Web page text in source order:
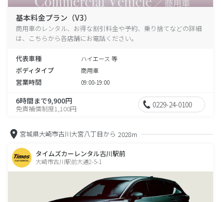
基本料金プラン（V3）
商用車のレンタル、お得な割引料金や予約、乗り捨てなどの詳細
は、こちらから各店舗にお電話ください。
代表車種 ハイエース 等
ボディタイプ 商用車
営業時間 09:00-19:00
6時間まで9,900円
免責補償制度1,100円 0229-24-0100
宮城県大崎市古川大宮八丁目から 2028m
タイムズカーレンタル古川駅前
大崎市古川駅前大通2-5-1